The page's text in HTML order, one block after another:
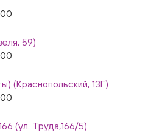
Челябинск, ул. Сталеваров
59)
(Краснопольский, 13Г)
(ул. Труда,166/5)